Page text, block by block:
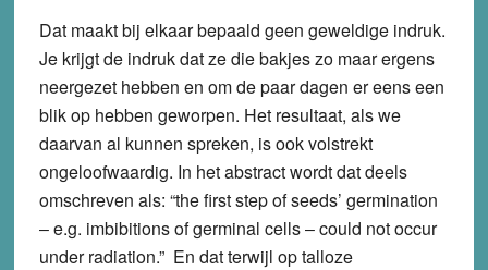
Dat maakt bij elkaar bepaald geen geweldige indruk.
Je krijgt de indruk dat ze die bakjes zo maar ergens
neergezet hebben en om de paar dagen er eens een
blik op hebben geworpen. Het resultaat, als we
daarvan al kunnen spreken, is ook volstrekt
ongeloofwaardig. In het abstract wordt dat deels
omschreven als: “the first step of seeds’ germination
‒ e.g. imbibitions of germinal cells ‒ could not occur
under radiation.” En dat terwijl op talloze